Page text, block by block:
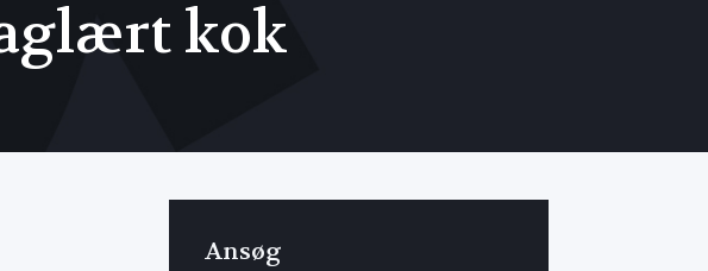
kok
Ansøg